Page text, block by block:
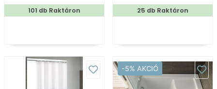
101 db Raktáron 25 db Raktáron
-5% AKCIÓ